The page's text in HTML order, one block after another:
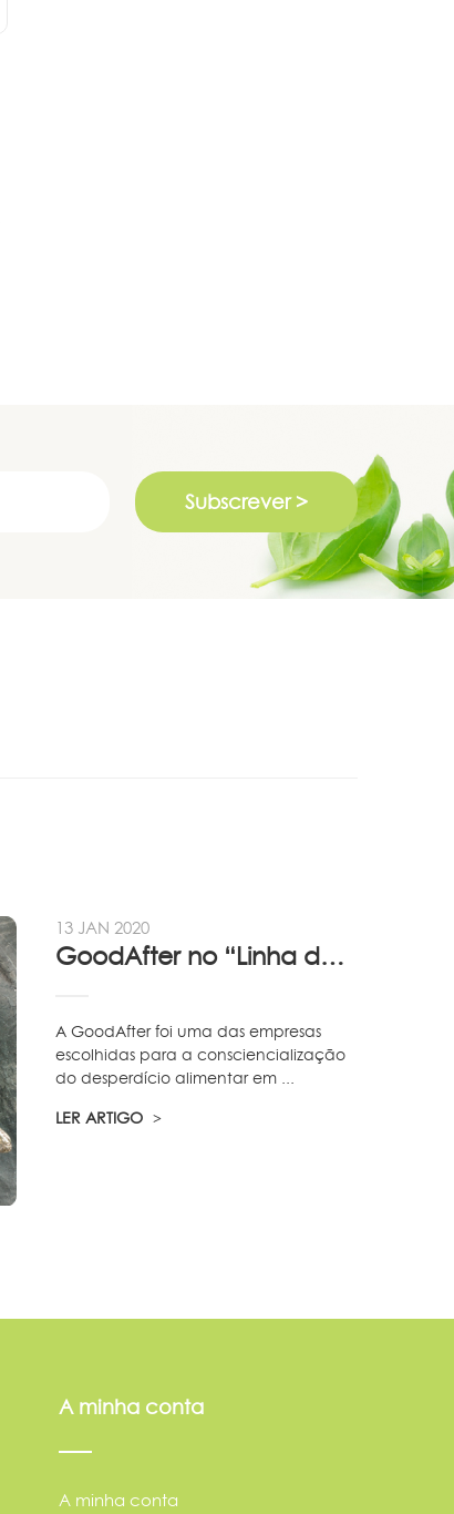
Subscrever >
13 JAN 2020
GoodAfter no “Linha da Frente” RTP
A GoodAfter foi uma das empresas
escolhidas para a consciencialização
do desperdício alimentar em ...
LER ARTIGO
A minha conta
A minha conta